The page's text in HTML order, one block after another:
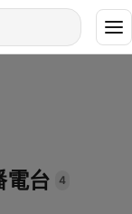
電台 4